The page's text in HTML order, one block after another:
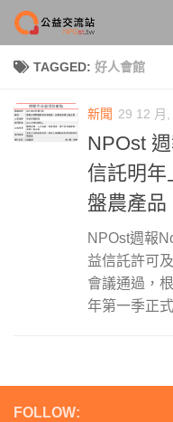
Skip to content
TAGGED: 好人會館
新聞 29 12 月,
NPOst
信託明年
盤農產品
NPOst週報
益信託許可
會議通過，
年第一季正
FOLLOW: